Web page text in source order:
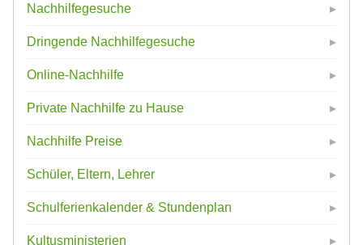
Nachhilfegesuche
Dringende Nachhilfegesuche
Online-Nachhilfe
Private Nachhilfe zu Hause
Nachhilfe Preise
Schüler, Eltern, Lehrer
Schulferienkalender & Stundenplan
Kultusministerien